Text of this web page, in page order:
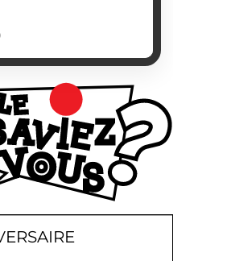
scénique spectaculaire,
le tout premier groupe
en tête d'affiche au
New York.
EN SAVOIR PLUS